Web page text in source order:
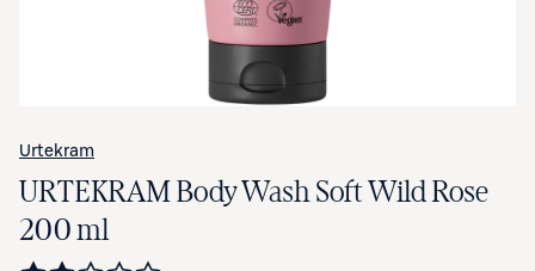
Urtekram
URTEKRAM Body Wash Soft Wild Rose
200 ml